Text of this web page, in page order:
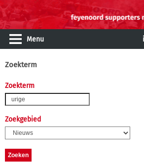
Menu
Zoekterm
Zoekterm
Zoekgebied